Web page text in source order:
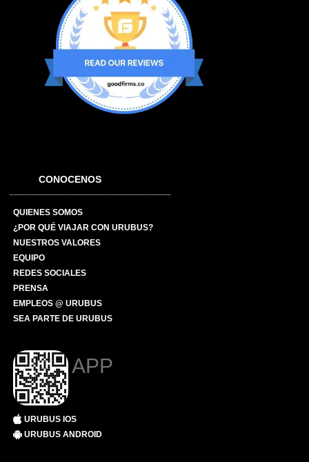
CONOCENOS
QUIENES SOMOS
¿POR QUÉ VIAJAR CON URUBUS?
NUESTROS VALORES
EQUIPO
REDES SOCIALES
PRENSA
EMPLEOS @ URUBUS
SEA PARTE DE URUBUS
APP
URUBUS IOS
URUBUS ANDROID